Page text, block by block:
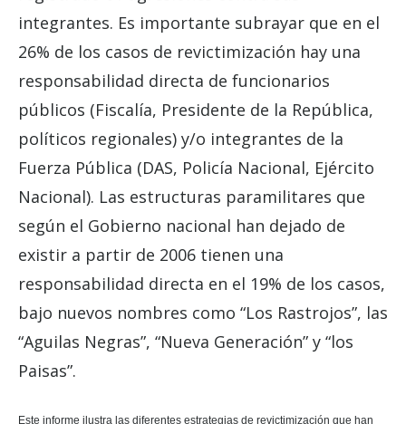
integrantes. Es importante subrayar que en el
26% de los casos de revictimización hay una
responsabilidad directa de funcionarios
públicos (Fiscalía, Presidente de la República,
políticos regionales) y/o integrantes de la
Fuerza Pública (DAS, Policía Nacional, Ejército
Nacional). Las estructuras paramilitares que
según el Gobierno nacional han dejado de
existir a partir de 2006 tienen una
responsabilidad directa en el 19% de los casos,
bajo nuevos nombres como “Los Rastrojos”, las
“Aguilas Negras”, “Nueva Generación” y “los
Paisas”.
Este informe ilustra las diferentes estrategias de revictimización que han